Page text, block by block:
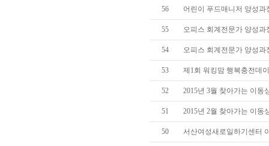
56 어린이 푸드매니저 양성과
55 오피스 회계전문가 양성과
54 오피스 회계전문가 양성
53 제1회 워킹맘 행복충전데
52 2015년 3월 찾아가는 이동
51 2015년 2월 찾아가는 이동
50 서산여성새로일하기센터